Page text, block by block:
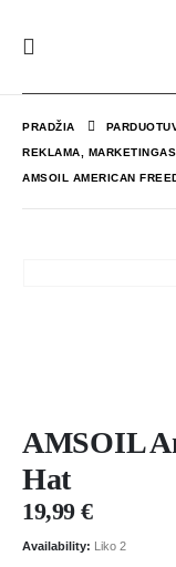
PRADŽIA
REKLAMA, MARKETINGAS
AMSOIL AMERICAN
AMSOIL
Hat
19,99€
Availability: Liko 2